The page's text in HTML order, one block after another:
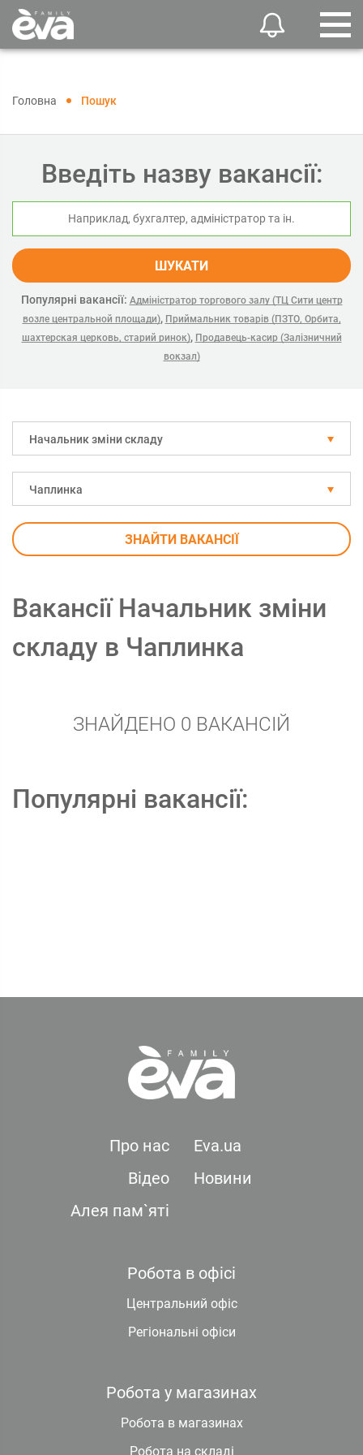
Головна Пошук
Введіть назву вакансії:
ШУКАТИ
Популярні вакансії: Адміністратор торгового залу (ТЦ Сити центр
возле центральной площади), Приймальник товарів (ПЗТО, Орбита,
шахтерская церковь, старий ринок), Продавець-касир (Залізничний
вокзал)
Начальник зміни складу
Чаплинка
ЗНАЙТИ ВАКАНСІЇ
Вакансії Начальник зміни
складу в Чаплинка
ЗНАЙДЕНО 0 ВАКАНСІЙ
Популярні вакансії:
Про нас
Eva.ua
Відео
Новини
Алея пам`яті
Робота в офісі
Центральний офіс
Регіональні офіси
Робота у магазинах
Робота в магазинах
Робота на складі